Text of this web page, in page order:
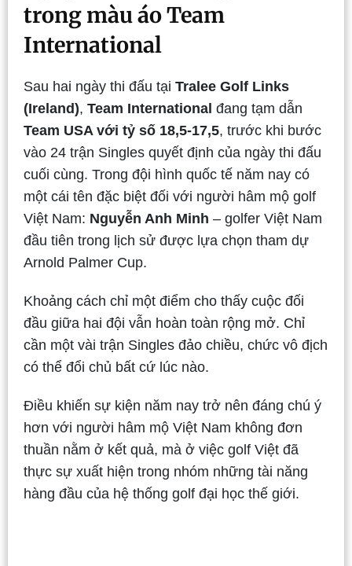
trong màu áo Team
International
Sau hai ngày thi đấu tại Tralee Golf Links
(Ireland), Team International đang tạm dẫn
Team USA với tỷ số 18,5-17,5, trước khi bước
vào 24 trận Singles quyết định của ngày thi đấu
cuối cùng. Trong đội hình quốc tế năm nay có
một cái tên đặc biệt đối với người hâm mộ golf
Việt Nam: Nguyễn Anh Minh – golfer Việt Nam
đầu tiên trong lịch sử được lựa chọn tham dự
Arnold Palmer Cup.
Khoảng cách chỉ một điểm cho thấy cuộc đối
đầu giữa hai đội vẫn hoàn toàn rộng mở. Chỉ
cần một vài trận Singles đảo chiều, chức vô địch
có thể đổi chủ bất cứ lúc nào.
Điều khiến sự kiện năm nay trở nên đáng chú ý
hơn với người hâm mộ Việt Nam không đơn
thuần nằm ở kết quả, mà ở việc golf Việt đã
thực sự xuất hiện trong nhóm những tài năng
hàng đầu của hệ thống golf đại học thế giới.